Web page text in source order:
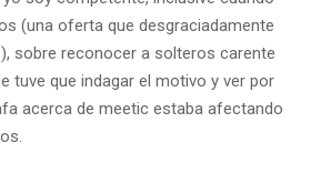
(una oferta que desgraciadamente
sobre reconocer a solteros carente
tuve que indagar el motivo y ver por
acerca de meetic estaba afectando